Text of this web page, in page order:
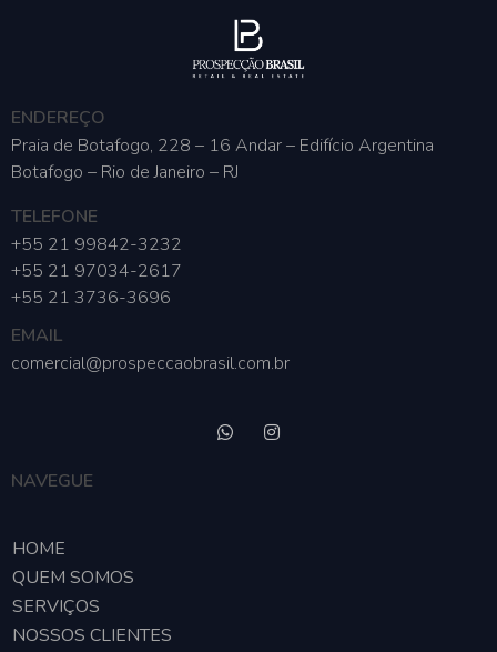
ENDEREÇO
Praia de Botafogo, 228 – 16 Andar – Edifício Argentina
Botafogo – Rio de Janeiro – RJ
TELEFONE
+55 21 99842-3232
+55 21 97034-2617
+55 21 3736-3696
EMAIL
comercial@prospeccaobrasil.com.br
NAVEGUE
HOME
QUEM SOMOS
SERVIÇOS
NOSSOS CLIENTES